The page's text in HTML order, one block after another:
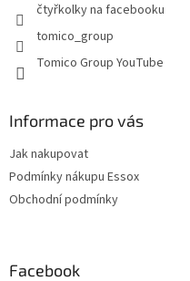
čtyřkolky na facebooku
tomico_group
Tomico Group YouTube
Informace pro vás
Jak nakupovat
Podmínky nákupu Essox
Obchodní podmínky
Facebook